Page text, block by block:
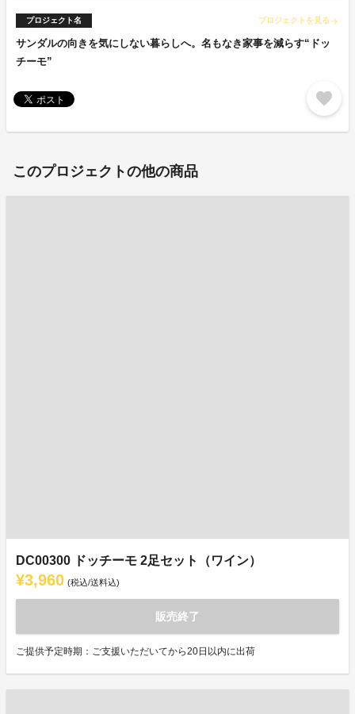
プロジェクト名 プロジェクトを見る arrow_forward
サンダルの向きを気にしない暮らしへ。名もなき家事を減らす“ドッ
チーモ”
favorite
このプロジェクトの他の商品
DC00300 ドッチーモ 2足セット（ワイン）
¥3,960 (税込/送料込)
販売終了
ご提供予定時期：ご支援いただいてから20日以内に出荷